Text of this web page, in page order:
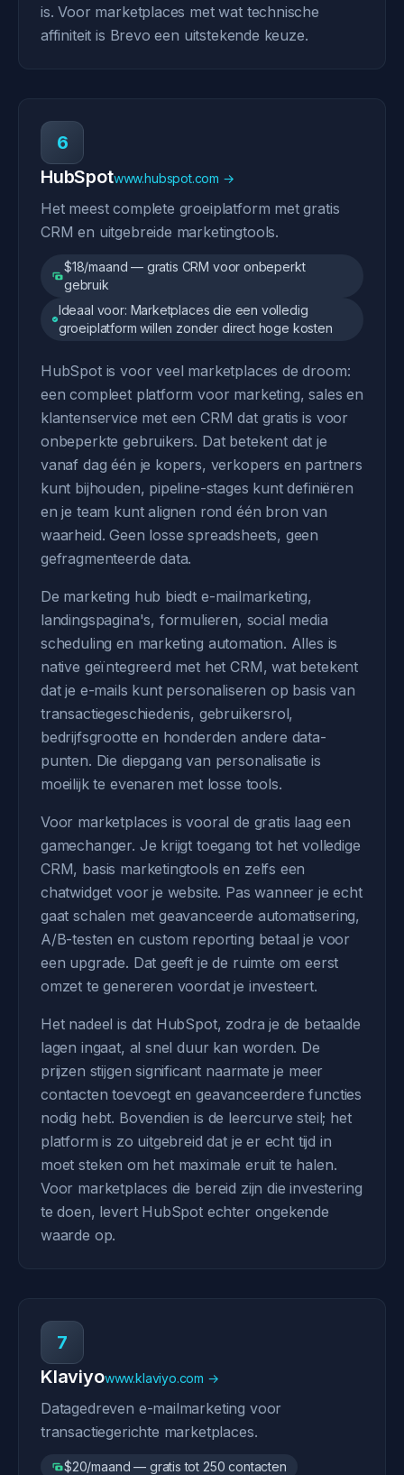
is. Voor marketplaces met wat technische
affiniteit is Brevo een uitstekende keuze.
6
HubSpotwww.hubspot.com →
Het meest complete groeiplatform met gratis
CRM en uitgebreide marketingtools.
$18/maand — gratis CRM voor onbeperkt
gebruik
Ideaal voor: Marketplaces die een volledig
groeiplatform willen zonder direct hoge kosten
HubSpot is voor veel marketplaces de droom:
een compleet platform voor marketing, sales en
klantenservice met een CRM dat gratis is voor
onbeperkte gebruikers. Dat betekent dat je
vanaf dag één je kopers, verkopers en partners
kunt bijhouden, pipeline-stages kunt definiëren
en je team kunt alignen rond één bron van
waarheid. Geen losse spreadsheets, geen
gefragmenteerde data.
De marketing hub biedt e-mailmarketing,
landingspagina's, formulieren, social media
scheduling en marketing automation. Alles is
native geïntegreerd met het CRM, wat betekent
dat je e-mails kunt personaliseren op basis van
transactiegeschiedenis, gebruikersrol,
bedrijfsgrootte en honderden andere data-
punten. Die diepgang van personalisatie is
moeilijk te evenaren met losse tools.
Voor marketplaces is vooral de gratis laag een
gamechanger. Je krijgt toegang tot het volledige
CRM, basis marketingtools en zelfs een
chatwidget voor je website. Pas wanneer je echt
gaat schalen met geavanceerde automatisering,
A/B-testen en custom reporting betaal je voor
een upgrade. Dat geeft je de ruimte om eerst
omzet te genereren voordat je investeert.
Het nadeel is dat HubSpot, zodra je de betaalde
lagen ingaat, al snel duur kan worden. De
prijzen stijgen significant naarmate je meer
contacten toevoegt en geavanceerdere functies
nodig hebt. Bovendien is de leercurve steil; het
platform is zo uitgebreid dat je er echt tijd in
moet steken om het maximale eruit te halen.
Voor marketplaces die bereid zijn die investering
te doen, levert HubSpot echter ongekende
waarde op.
7
Klaviyowww.klaviyo.com →
Datagedreven e-mailmarketing voor
transactiegerichte marketplaces.
$20/maand — gratis tot 250 contacten